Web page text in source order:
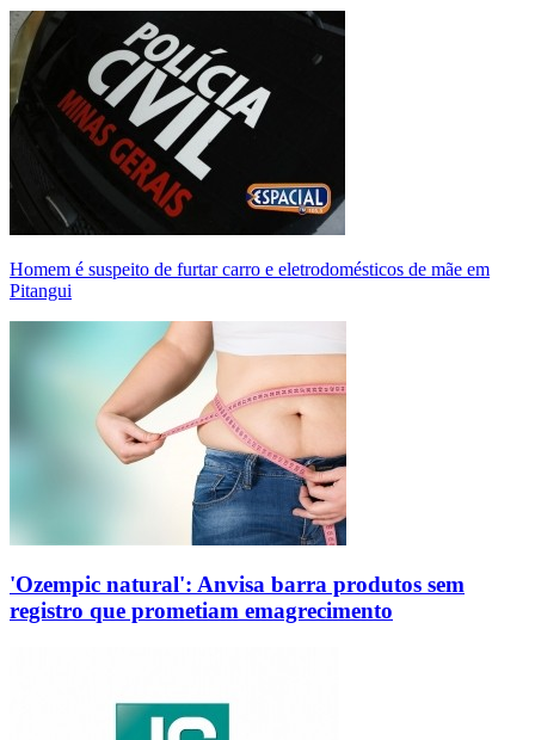
Homem é suspeito de furtar carro e eletrodomésticos de mãe em
Pitangui
'Ozempic natural': Anvisa barra produtos sem
registro que prometiam emagrecimento